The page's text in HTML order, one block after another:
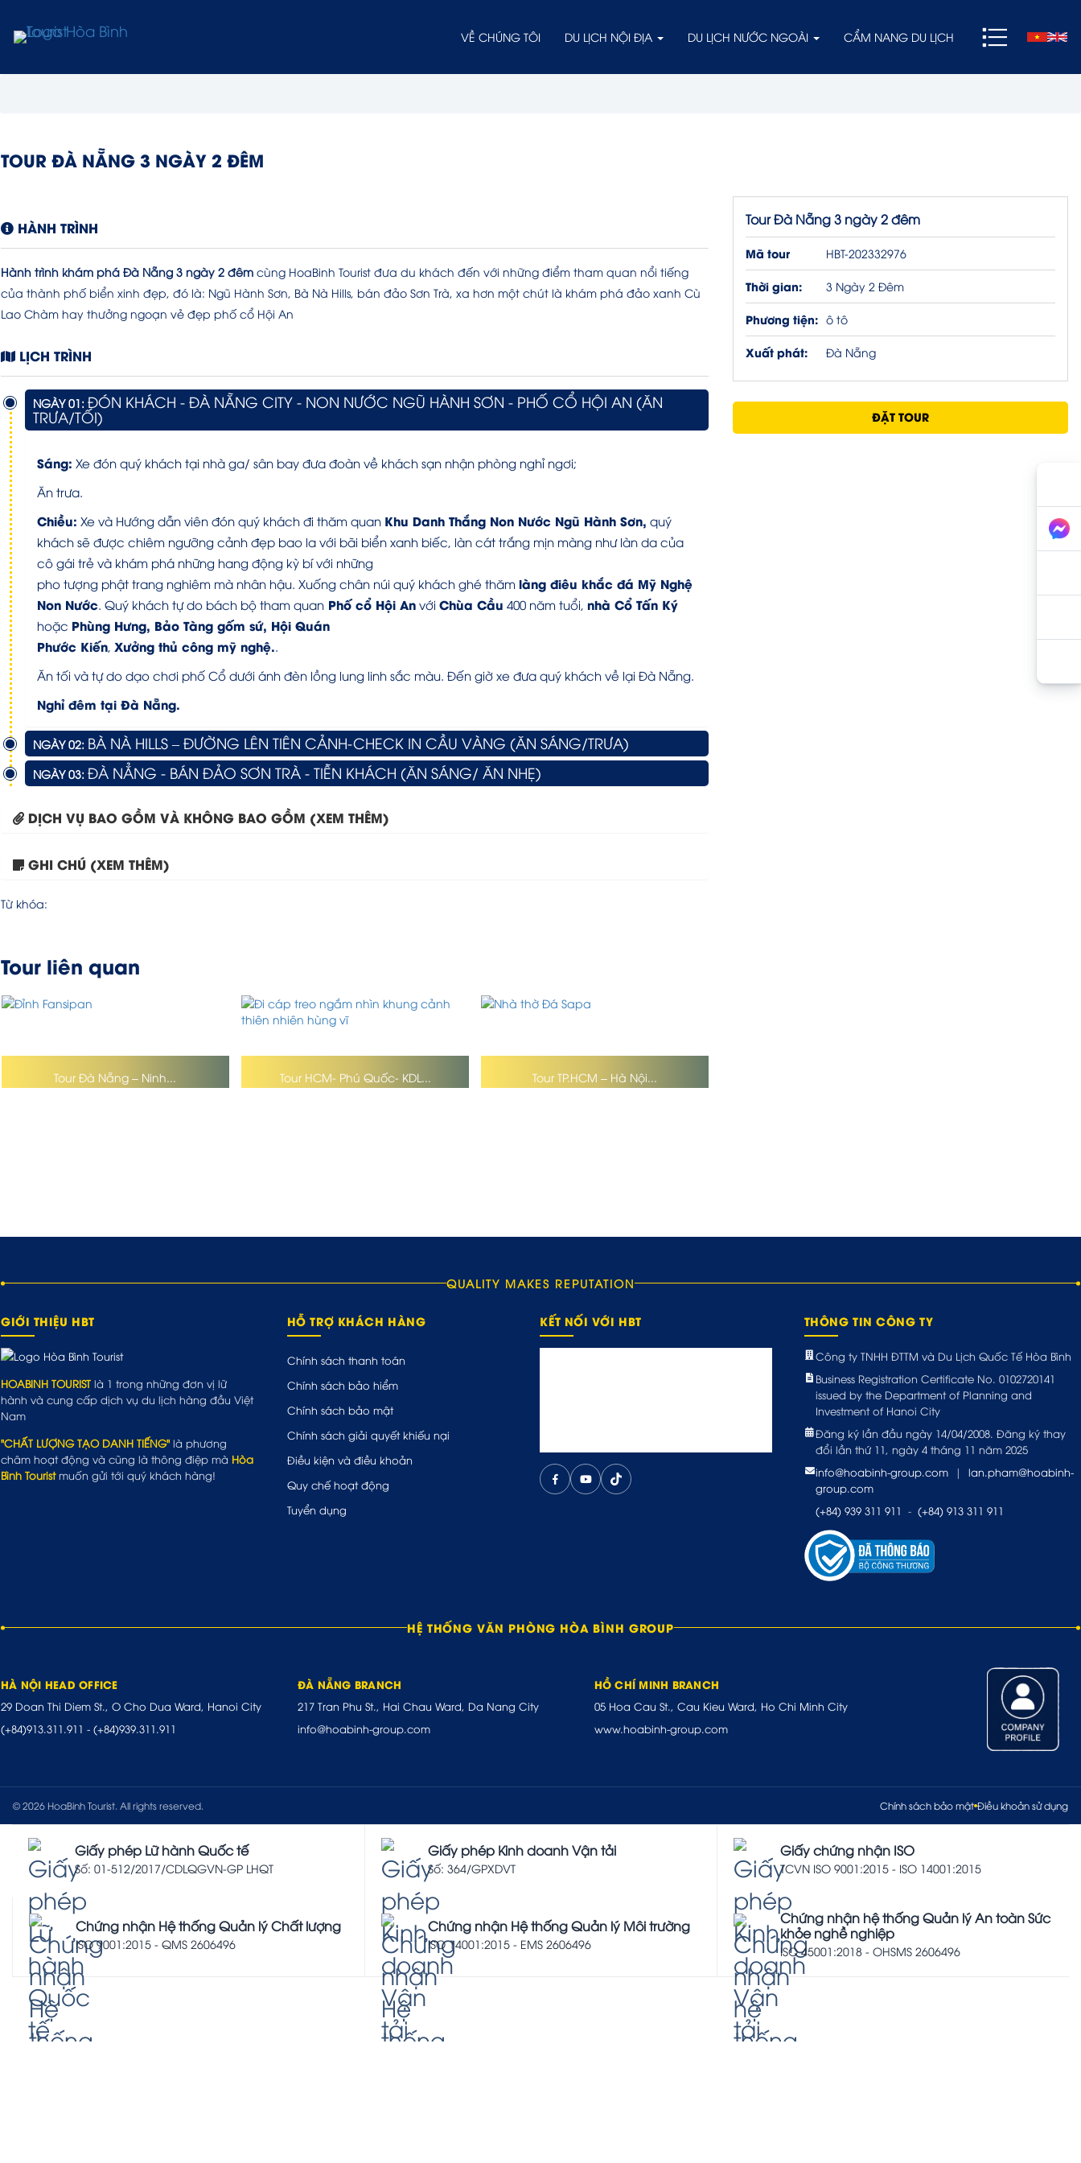
VỀ CHÚNG TÔI DU LỊCH NỘI ĐỊA DU LỊCH NƯỚC NGOÀI CẨM NANG DU LỊCH
TOUR ĐÀ NẴNG 3 NGÀY 2 ĐÊM
HÀNH TRÌNH
Hành trình khám phá Đà Nẵng 3 ngày 2 đêm cùng HoaBinh Tourist đưa du khách đến với những điểm tham quan nổi tiếng
của thành phố biển xinh đẹp, đó là: Ngũ Hành Sơn, Bà Nà Hills, bán đảo Sơn Trà, xa hơn một chút là khám phá đảo xanh Cù
Lao Chàm hay thưởng ngoạn vẻ đẹp phố cổ Hội An
LỊCH TRÌNH
NGÀY 01: ĐÓN KHÁCH - ĐÀ NẴNG CITY - NON NƯỚC NGŨ HÀNH SƠN - PHỐ CỔ HỘI AN (ĂN
TRƯA/TỐI)
Sáng: Xe đón quý khách tại nhà ga/ sân bay đưa đoàn về khách sạn nhận phòng nghỉ ngơi;
Ăn trưa.
Chiều: Xe và Hướng dẫn viên đón quý khách đi thăm quan Khu Danh Thắng Non Nước Ngũ Hành Sơn, quý
khách sẽ được chiêm ngưỡng cảnh đẹp bao la với bãi biển xanh biếc, làn cát trắng mịn màng như làn da của
cô gái trẻ và khám phá những hang động kỳ bí với những
pho tượng phật trang nghiêm mà nhân hậu. Xuống chân núi quý khách ghé thăm làng điêu khắc đá Mỹ Nghệ
Non Nước. Quý khách tự do bách bộ tham quan Phố cổ Hội An với Chùa Cầu 400 năm tuổi, nhà Cổ Tấn Ký
hoặc Phùng Hưng, Bảo Tàng gốm sứ, Hội Quán
Phước Kiến, Xưởng thủ công mỹ nghệ..
Ăn tối và tự do dạo chơi phố Cổ dưới ánh đèn lồng lung linh sắc màu. Đến giờ xe đưa quý khách về lại Đà Nẵng.
Nghỉ đêm tại Đà Nẵng.
NGÀY 02: BÀ NÀ HILLS – ĐƯỜNG LÊN TIÊN CẢNH-CHECK IN CẦU VÀNG (ĂN SÁNG/TRƯA)
NGÀY 03: ĐÀ NẲNG - BÁN ĐẢO SƠN TRÀ - TIỄN KHÁCH (ĂN SÁNG/ ĂN NHẸ)
DỊCH VỤ BAO GỒM VÀ KHÔNG BAO GỒM (XEM THÊM)
GHI CHÚ (XEM THÊM)
Từ khóa:
Tour liên quan
Tour Đà Nẵng – Ninh... Tour HCM- Phú Quốc- KDL... Tour TP.HCM – Hà Nội...
Tour Đà Nẵng 3 ngày 2 đêm
Mã tour HBT-202332976
Thời gian: 3 Ngày 2 Đêm
Phương tiện: ô tô
Xuất phát: Đà Nẵng
ĐẶT TOUR
QUALITY MAKES REPUTATION
GIỚI THIỆU HBT
HOABINH TOURIST là 1 trong những đơn vị lữ
hành và cung cấp dịch vụ du lịch hàng đầu Việt
Nam
"CHẤT LƯỢNG TẠO DANH TIẾNG" là phương
châm hoạt động và cũng là thông điệp mà Hòa
Bình Touristmuốn gửi tới quý khách hàng!
HỖ TRỢ KHÁCH HÀNG
Chính sách thanh toán
Chính sách bảo hiểm
Chính sách bảo mật
Chính sách giải quyết khiếu nại
Điều kiện và điều khoản
Quy chế hoạt động
Tuyển dụng
KẾT NỐI VỚI HBT THÔNG TIN CÔNG TY
Công ty TNHH ĐTTM và Du Lịch Quốc Tế Hòa Bình
Business Registration Certificate No. 0102720141
issued by the Department of Planning and
Investment of Hanoi City
Đăng ký lần đầu ngày 14/04/2008. Đăng ký thay
đổi lần thứ 11, ngày 4 tháng 11 năm 2025
info@hoabinh-group.com
|
lan.pham@hoabinh-
group.com
(+84) 939 311 911 - (+84) 913 311 911
HỆ THỐNG VĂN PHÒNG HÒA BÌNH GROUP
HÀ NỘI HEAD OFFICE
29 Doan Thi Diem St., O Cho Dua Ward, Hanoi City
(+84)913.311.911 - (+84)939.311.911
ĐÀ NẴNG BRANCH
217 Tran Phu St., Hai Chau Ward, Da Nang City
info@hoabinh-group.com
HỒ CHÍ MINH BRANCH
05 Hoa Cau St., Cau Kieu Ward, Ho Chi Minh City
www.hoabinh-group.com
© 2026 HoaBinh Tourist. All rights reserved. Chính sách bảo mật Điều khoản sử dụng
Giấy phép Lữ hành Quốc tế
Số: 01-512/2017/CDLQGVN-GP LHQT
Giấy phép Kinh doanh Vận tải
Số: 364/GPXDVT
Giấy chứng nhận ISO
TCVN ISO 9001:2015 - ISO 14001:2015
Chứng nhận Hệ thống Quản lý Chất lượng
ISO 9001:2015 - QMS 2606496
Chứng nhận Hệ thống Quản lý Môi trường
ISO 14001:2015 - EMS 2606496
Chứng nhận hệ thống Quản lý An toàn Sức
khỏe nghề nghiệp
ISO 45001:2018 - OHSMS 2606496